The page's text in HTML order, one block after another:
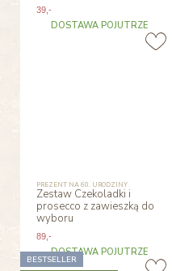
39,-
DOSTAWA POJUTRZE
PREZENT NA 60. URODZINY
Zestaw Czekoladki i
prosecco z zawieszką do
wyboru
89,-
DOSTAWA POJUTRZE
BESTSELLER